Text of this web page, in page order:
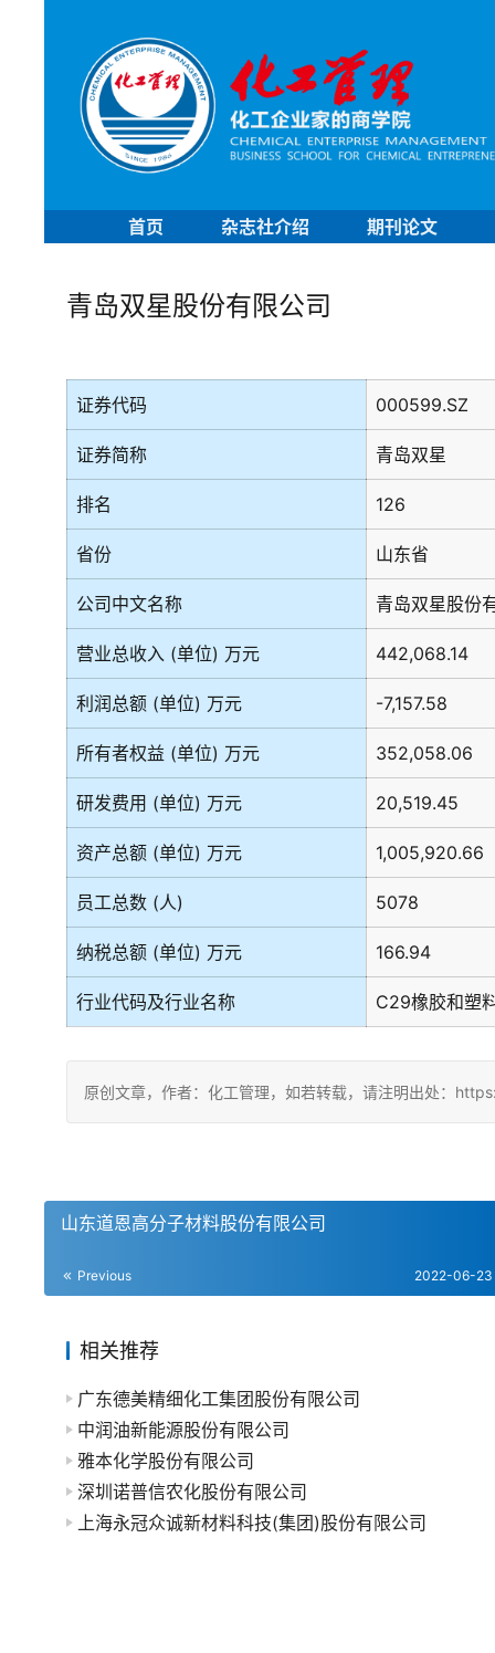
首页 杂志社介绍 期刊论文
青岛双星股份有限公司
证券代码 000599.SZ
证券简称 青岛双星
排名 126
省份 山东省
公司中文名称 青岛双星股份
营业总收入 (单位) 万元 442,068.14
利润总额 (单位) 万元 -7,157.58
所有者权益 (单位) 万元 352,058.06
研发费用 (单位) 万元 20,519.45
资产总额 (单位) 万元 1,005,920.66
员工总数 (人) 5078
纳税总额 (单位) 万元 166.94
行业代码及行业名称 C29橡胶和塑
原创文章，作者：化工管理，如若转载，请注明出处：
山东道恩高分子材料股份有限公司
Previous 2022-06-23
相关推荐
广东德美精细化工集团股份有限公司
中润油新能源股份有限公司
雅本化学股份有限公司
深圳诺普信农化股份有限公司
上海永冠众诚新材料科技(集团)股份有限公司